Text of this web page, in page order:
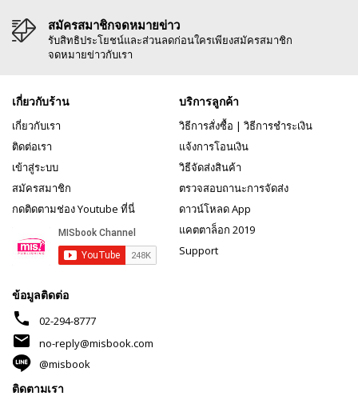
สมัครสมาชิกจดหมายข่าว
รับสิทธิประโยชน์และส่วนลดก่อนใครเพียงสมัครสมาชิก
จดหมายข่าวกับเรา
เกี่ยวกับร้าน
เกี่ยวกับเรา
ติดต่อเรา
เข้าสู่ระบบ
สมัครสมาชิก
กดติดตามช่อง Youtube ที่นี่
บริการลูกค้า
วิธีการสั่งซื้อ | วิธีการชำระเงิน
แจ้งการโอนเงิน
วิธีจัดส่งสินค้า
ตรวจสอบถานะการจัดส่ง
ดาวน์โหลด App
แคตตาล็อก 2019
Support
ข้อมูลติดต่อ
phone 02-294-8777
mail
no-reply@misbook.com
@misbook
ติดตามเรา